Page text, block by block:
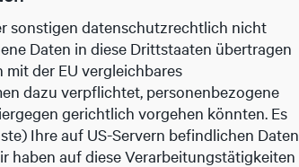
sonstigen datenschutzrechtlich nicht
Daten in diese Drittstaaten übertragen
der EU vergleichbares
dazu verpflichtet, personenbezogene
gerichtlich vorgehen könnten. Es
Ihre auf US-Servern befindlichen Daten
haben auf diese Verarbeitungstätigkeiten